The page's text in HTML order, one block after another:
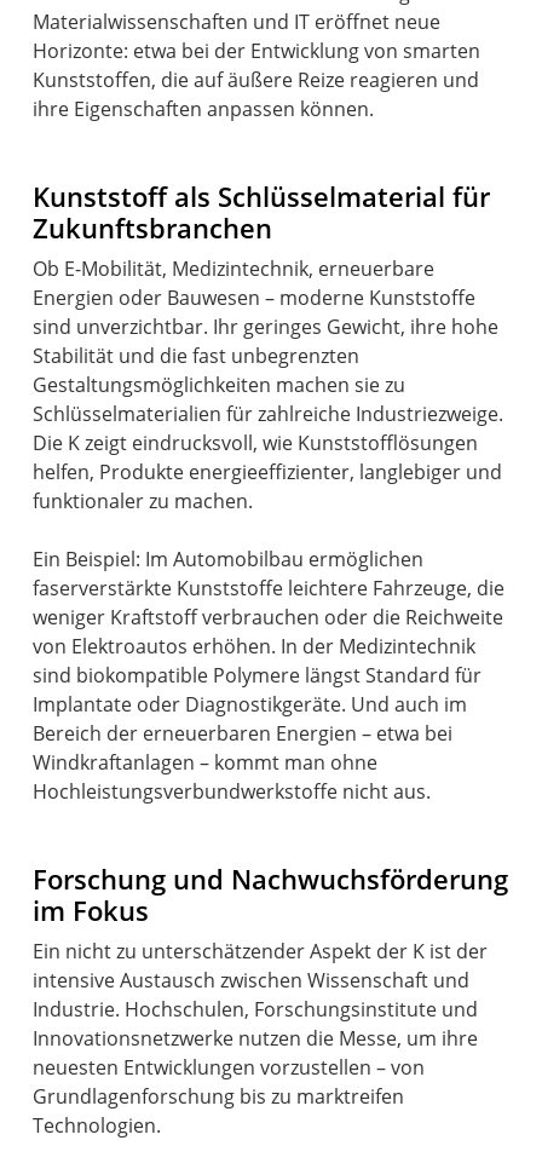
Materialwissenschaften und IT eröffnet neue
Horizonte: etwa bei der Entwicklung von smarten
Kunststoffen, die auf äußere Reize reagieren und
ihre Eigenschaften anpassen können.
Kunststoff als Schlüsselmaterial für
Zukunftsbranchen
Ob E-Mobilität, Medizintechnik, erneuerbare
Energien oder Bauwesen – moderne Kunststoffe
sind unverzichtbar. Ihr geringes Gewicht, ihre hohe
Stabilität und die fast unbegrenzten
Gestaltungsmöglichkeiten machen sie zu
Schlüsselmaterialien für zahlreiche Industriezweige.
Die K zeigt eindrucksvoll, wie Kunststofflösungen
helfen, Produkte energieeffizienter, langlebiger und
funktionaler zu machen.
Ein Beispiel: Im Automobilbau ermöglichen
faserverstärkte Kunststoffe leichtere Fahrzeuge, die
weniger Kraftstoff verbrauchen oder die Reichweite
von Elektroautos erhöhen. In der Medizintechnik
sind biokompatible Polymere längst Standard für
Implantate oder Diagnostikgeräte. Und auch im
Bereich der erneuerbaren Energien – etwa bei
Windkraftanlagen – kommt man ohne
Hochleistungsverbundwerkstoffe nicht aus.
Forschung und Nachwuchsförderung
im Fokus
Ein nicht zu unterschätzender Aspekt der K ist der
intensive Austausch zwischen Wissenschaft und
Industrie. Hochschulen, Forschungsinstitute und
Innovationsnetzwerke nutzen die Messe, um ihre
neuesten Entwicklungen vorzustellen – von
Grundlagenforschung bis zu marktreifen
Technologien.